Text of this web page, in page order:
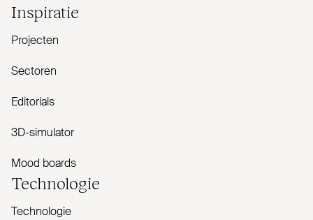
Inspiratie
Projecten
Sectoren
Editorials
3D-simulator
Mood boards
Tech­nologie
Technologie